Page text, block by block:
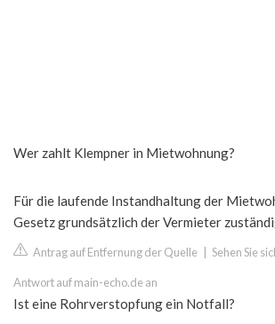
Wer zahlt Klempner in Mietwohnung?
Für die laufende Instandhaltung der
Gesetz grundsätzlich der Vermieter
Antrag auf Entfernung der Quelle Sehen Sie
Antwort auf main-echo.de an
Ist eine Rohrverstopfung ein Notfall?